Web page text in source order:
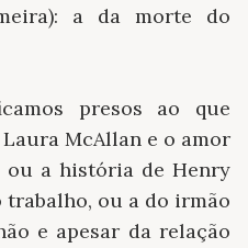
a da morte do
presos ao que
McAllan e o amor
a história de Henry
trabalho, ou a do irmão
e apesar da relação